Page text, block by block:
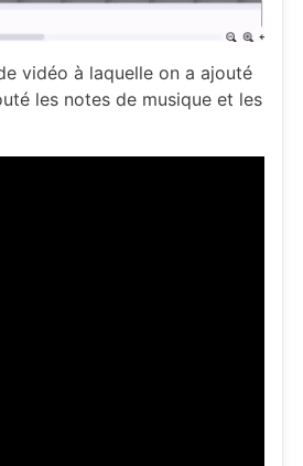
vidéo à laquelle on a ajouté
les notes de musique et les